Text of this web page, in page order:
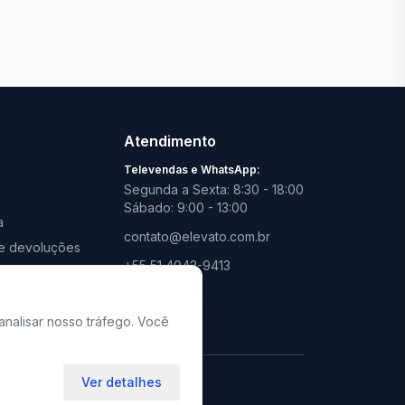
devoluções
Atendimento
Televendas e WhatsApp:
Segunda a Sexta: 8:30 - 18:00
Sábado: 9:00 - 13:00
contato@elevato.com.br
+55 51 4042-9413
consulte aqui
nosso tráfego. Você
Ver detalhes